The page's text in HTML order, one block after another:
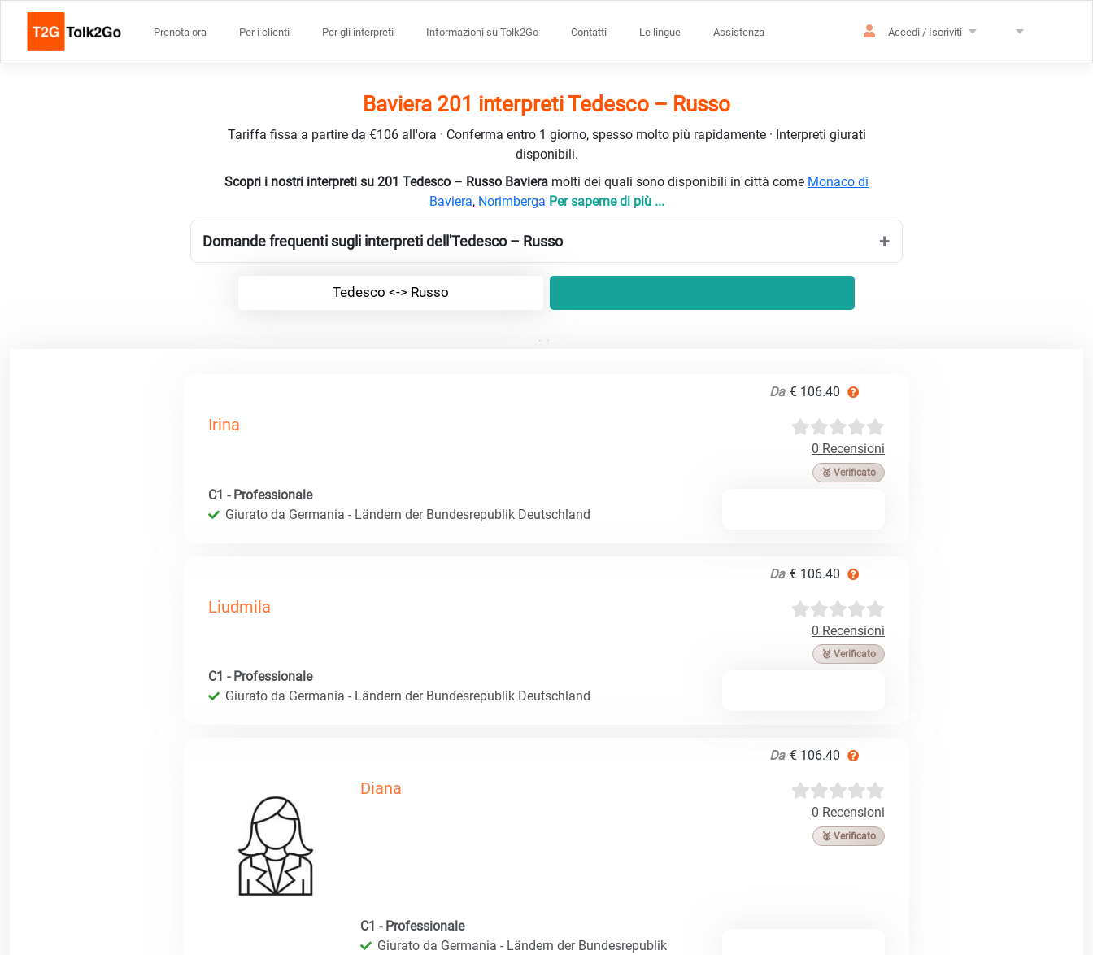
Prenota ora Per i clienti Per gli interpreti Informazioni su Tolk2Go Contatti Le lingue Assistenza Accedi / Iscriviti
Baviera 201 interpreti Tedesco – Russo
Tariffa fissa a partire da €106 all'ora · Conferma entro 1 giorno, spesso molto più rapidamente · Interpreti giurati
disponibili.
Scopri i nostri interpreti su 201 Tedesco – Russo Baviera molti dei quali sono disponibili in città come Monaco di
Baviera, Norimberga Per saperne di più ...
Domande frequenti sugli interpreti dell'Tedesco – Russo
Tedesco <-> Russo
Da € 106.40
Irina
0 Recensioni
🥉 Verificato
C1 - Professionale
Giurato da Germania - Ländern der Bundesrepublik Deutschland
Da € 106.40
Liudmila
0 Recensioni
🥉 Verificato
C1 - Professionale
Giurato da Germania - Ländern der Bundesrepublik Deutschland
Da € 106.40
Diana
0 Recensioni
🥉 Verificato
C1 - Professionale
Giurato da Germania - Ländern der Bundesrepublik